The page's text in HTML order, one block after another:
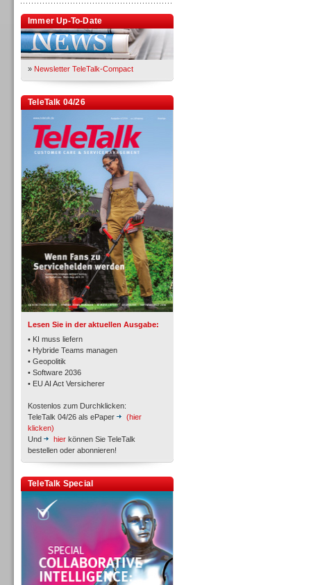
Immer Up-To-Date
» Newsletter TeleTalk-Compact
TeleTalk 04/26
Lesen Sie in der aktuellen Ausgabe:
• KI muss liefern
• Hybride Teams managen
• Geopolitik
• Software 2036
• EU AI Act Versicherer
Kostenlos zum Durchklicken:
TeleTalk 04/26 als ePaper
(hier
klicken)
Und
hier können Sie TeleTalk
bestellen oder abonnieren!
TeleTalk Special
TK- und ACD-Systeme
Workforce-Management
Personal